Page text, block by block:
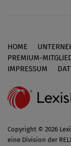
Footer
HOME
PREMIUM-
IMPRESSUM
Copyright © 2026
eine Division der